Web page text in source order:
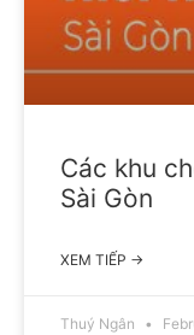
Các khu
Sài Gòn
XEM TIẾP →
Thuý Ngân